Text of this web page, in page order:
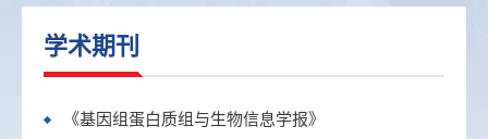
学术期刊
《基因组蛋白质组与生物信息学报》